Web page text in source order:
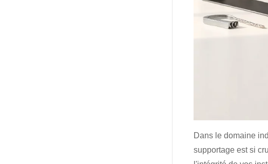
Dans le domaine
supportage est si